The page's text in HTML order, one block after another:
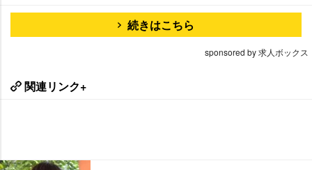
続きはこちら
sponsored by 求人ボックス
関連リンク+